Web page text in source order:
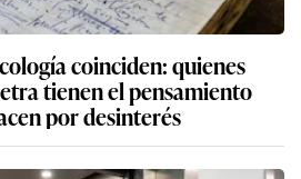
coinciden: quienes
tienen el pensamiento
por desinterés